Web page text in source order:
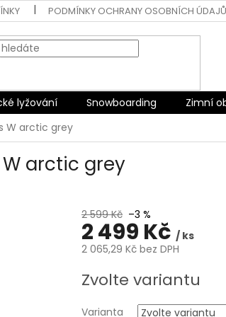
PODMÍNKY OCHRANY OSOBNÍCH ÚDAJŮ
lyžování Snowboarding Zimní
W arctic grey
W arctic grey
2 599 Kč –3 %
2 499 Kč / ks
2 065,29 Kč bez DPH
cena:
Zvolte variantu
Varianta